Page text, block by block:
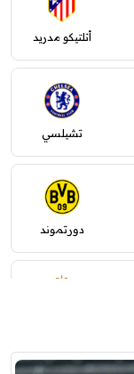
أتلتيكو مدريد
تشيلسي
دورتموند